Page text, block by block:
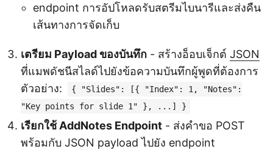
endpoint การอัปโหลดรับสตรีมไบนารีและส่งคืน
เส้นทางการจัดเก็บ
เตรียม Payload ของบันทึก - สร้างอ็อบเจ็กต์ JSON
ที่แมพดัชนีสไลด์ไปยังข้อความบันทึกผู้พูดที่ต้องการ
ตัวอย่าง:
{ "Slides": [{ "Index": 1, "Notes":
"Key points for slide 1" }, ...] }
เรียกใช้ AddNotes Endpoint - ส่งคำขอ POST
พร้อมกับ JSON payload ไปยัง endpoint